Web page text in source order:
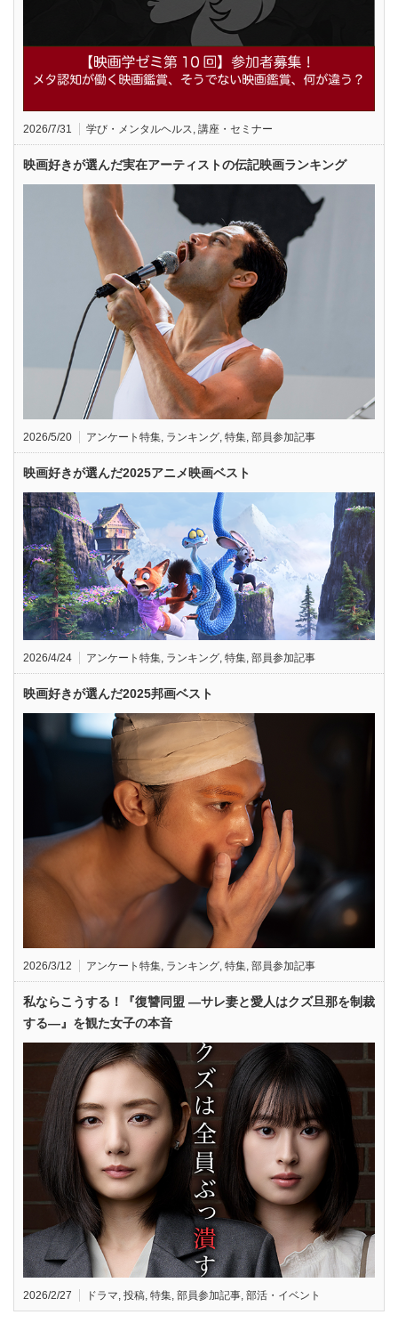
2026/7/31 学び・メンタルヘルス, 講座・セミナー
映画好きが選んだ実在アーティストの伝記映画ランキング
2026/5/20 アンケート特集, ランキング, 特集, 部員参加記事
映画好きが選んだ2025アニメ映画ベスト
2026/4/24 アンケート特集 ランキング 特集 部員参加記事
映画好きが選んだ2025邦画ベスト
2026/3/12 アンケート特集 ランキング 特集 部員参加記事
私ならこうする！『復讐同盟 —サレ妻と愛人はクズ旦那を制裁
する—』を観た女子の本音
2026/2/27 ドラマ 投稿 特集 部員参加記事 部活・イベント